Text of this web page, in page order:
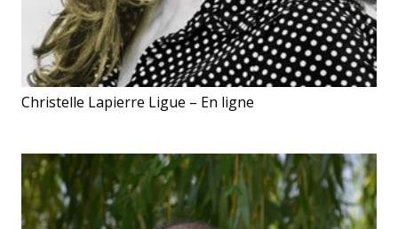
Christelle Lapierre Ligue – En ligne